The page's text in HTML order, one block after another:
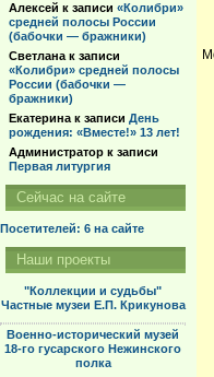
Алексей к записи «Колибри»
средней полосы России
(бабочки — бражники)
Светлана к записи
«Колибри» средней полосы
России (бабочки —
бражники)
Екатерина к записи День
рождения: «Вместе!» 13 лет!
Администратор к записи
Первая литургия
Сейчас на сайте
Посетителей: 6 на сайте
Наши проекты
"Коллекции и судьбы"
Частные музеи Е.П. Крикунова
Военно-исторический музей
18-го гусарского Нежинского
полка